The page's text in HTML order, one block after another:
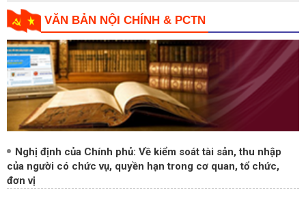
năm 2023
VĂN BẢN NỘI CHÍNH & PCTN
Nghị định của Chính phủ: Về kiểm soát tài sản, thu nhập